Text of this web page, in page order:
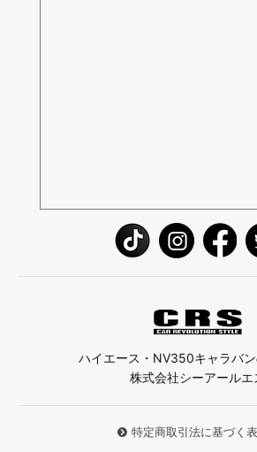
ハイエース・NV350キャラバ
株式会社シーアールエ
特定商取引法に基づく